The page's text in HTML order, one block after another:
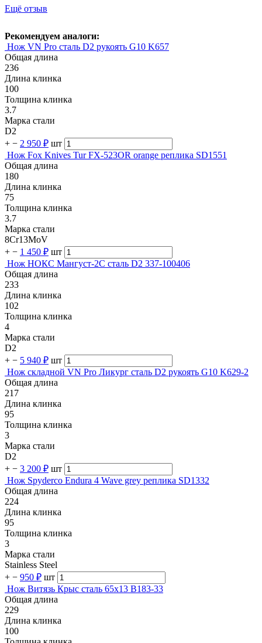
Ещё отзыв
Рекомендуем аналоги:
Нож VN Pro сталь D2 рукоять G10 K657
Общая длина
236
Длина клинка
100
Толщина клинка
3.7
Марка стали
D2
+ − 2 950 ₽ шт
Нож Fox Knives Tur FX-523OR orange реплика SD1551
Общая длина
180
Длина клинка
75
Толщина клинка
3.7
Марка стали
8Cr13MoV
+ − 1 450 ₽ шт
Нож НОКС Мангуст-2С сталь D2 337-100406
Общая длина
233
Длина клинка
102
Толщина клинка
4
Марка стали
D2
+ − 5 940 ₽ шт
Нож складной VN Pro Ликург сталь D2 рукоять G10 K629-2
Общая длина
217
Длина клинка
95
Толщина клинка
3
Марка стали
D2
+ − 3 200 ₽ шт
Нож Spyderco Endura 4 Wave grey реплика SD1332
Общая длина
224
Длина клинка
95
Толщина клинка
3
Марка стали
Stainless Steel
+ − 950 ₽ шт
Нож Витязь Крыс сталь 65х13 B183-33
Общая длина
229
Длина клинка
100